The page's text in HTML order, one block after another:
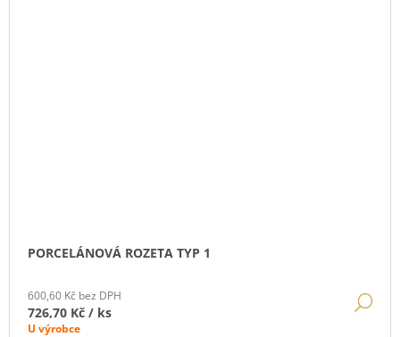
PORCELÁNOVÁ ROZETA TYP 1
600,60 Kč bez DPH
726,70 Kč / ks
U výrobce